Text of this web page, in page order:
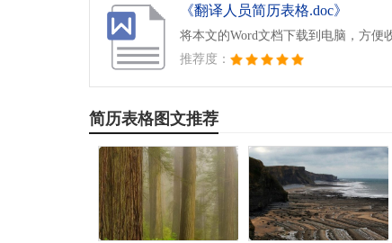
《翻译人员简历表格.doc》
将本文的Word文档下载到电脑，方便
推荐度：
简历表格图文推荐